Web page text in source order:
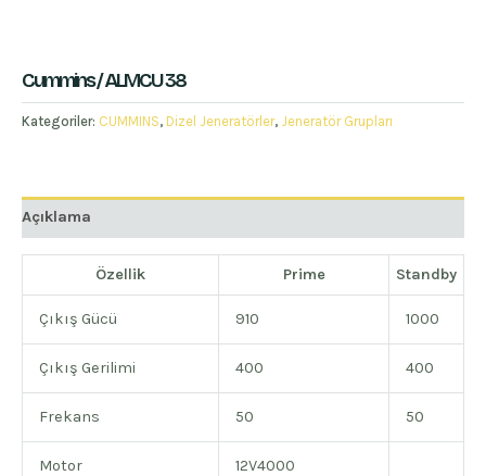
Cummins / ALMCU 38
Kategoriler: CUMMINS, Dizel Jeneratörler, Jeneratör Grupları
Açıklama
Özellik Prime Standby
Çıkış Gücü 910 1000
Çıkış Gerilimi 400 400
Frekans 50 50
Motor 12V4000